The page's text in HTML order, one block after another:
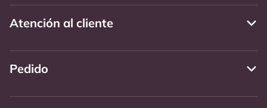
Atención al cliente
Pedido